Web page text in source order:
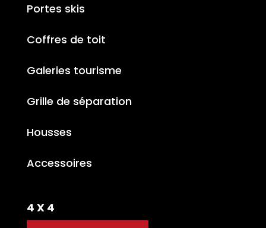
Portes skis
Coffres de toit
Galeries tourisme
Grille de séparation
Housses
Accessoires
4 X 4